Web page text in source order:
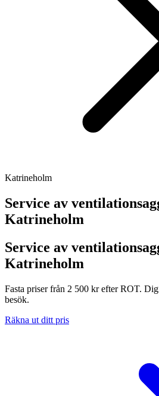
Katrineholm
Service av
Katrineholm
Service av
Katrineholm
Fasta priser från 2 500 kr efter ROT.
besök.
Räkna ut ditt pris